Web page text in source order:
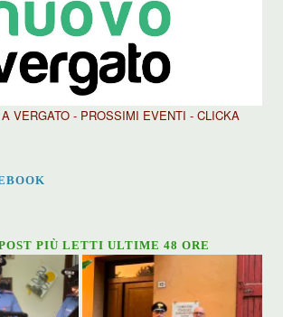
VERGATO - PROSSIMI EVENTI - CLICKA
PIÙ LETTI ULTIME 48 ORE